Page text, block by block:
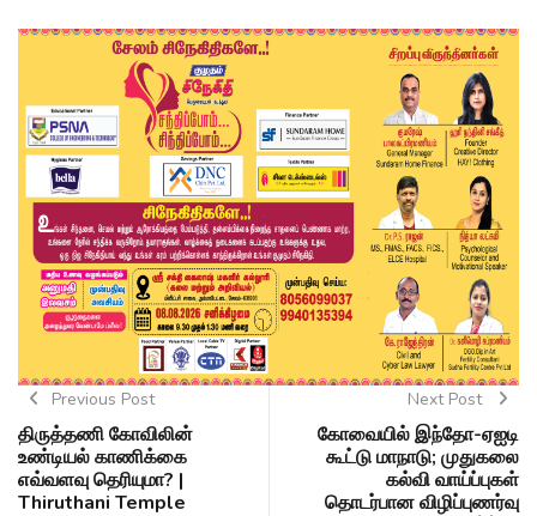
Previous Post
திருத்தணி கோவிலின்
உண்டியல் காணிக்கை
எவ்வளவு தெரியுமா? |
Thiruthani Temple
Next Post
கோவையில் இந்தோ-ஏஐடி
கூட்டு மாநாடு; முதுகலை
கல்வி வாய்ப்புகள்
தொடர்பான விழிப்புணர்வு